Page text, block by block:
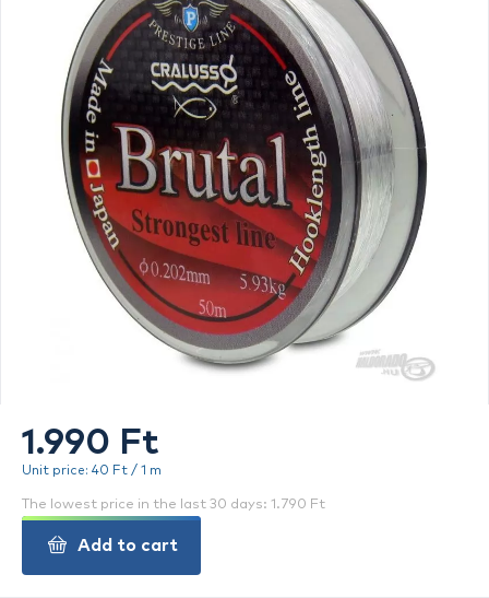
1.990 Ft
Unit price: 40 Ft / 1 m
The lowest price in the last 30 days: 1.790 Ft
Add to cart